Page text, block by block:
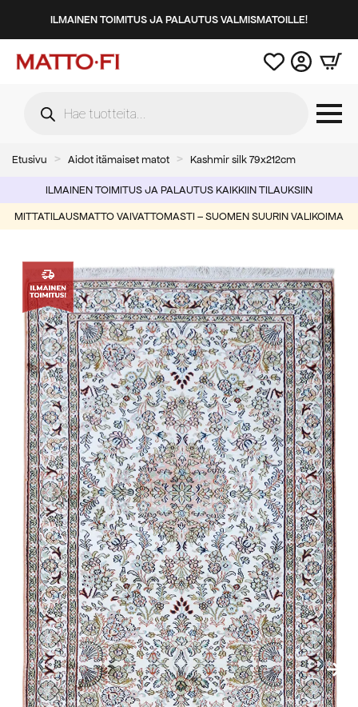
ILMAINEN TOIMITUS JA PALAUTUS VALMISMATOILLE!
search
Etusivu Aidot itämaiset matot Kashmir silk 79x212cm
ILMAINEN TOIMITUS JA PALAUTUS KAIKKIIN TILAUKSIIN
MITTATILAUSMATTO VAIVATTOMASTI – SUOMEN SUURIN VALIKOIMA